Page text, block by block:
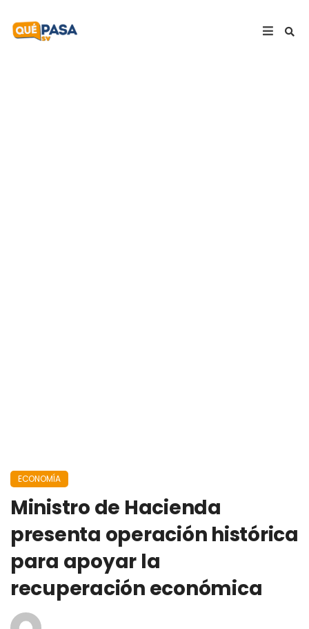
ECONOMÍA
Ministro de Hacienda
presenta operación histórica
para apoyar la
recuperación económica